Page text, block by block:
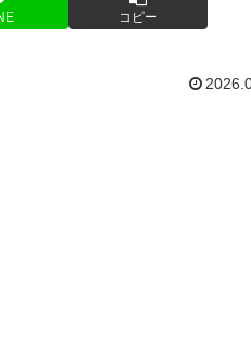
コピー